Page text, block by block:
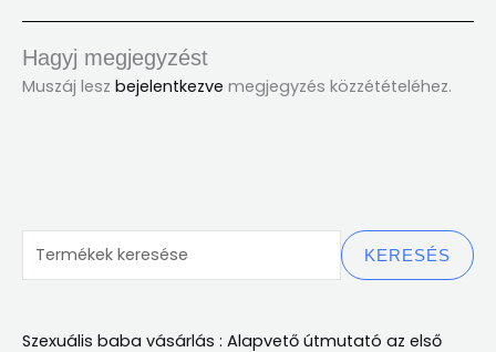
Hagyj megjegyzést
Muszáj lesz bejelentkezve megjegyzés közzétételéhez.
KERESÉS
Szexuális baba vásárlás : Alapvető útmutató az első